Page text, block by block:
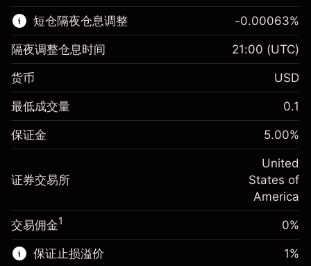
了解更多:
差价合约
保证金。您的投资 $1,000.00
隔夜仓息
-0.021596
%
(-$4.32)
来自杠杆的资金 - 美元（大约值）
$19,000.00
前往平台
短仓隔夜仓息调整
保证金。您的投资 $1,000.00
隔夜仓息
-0.000626
%
(-$0.13)
$20,000.00
来自杠杆的资金 - 美元（大约值）$19,000.00
前往平台
-0.00063%
隔夜调整仓息时间 21:00 (UTC)
货币 USD
最低成交量 0.1
保证金 5.00%
证券交易所
United
States of
America
交易佣金1 0%
保证止损溢价 1%